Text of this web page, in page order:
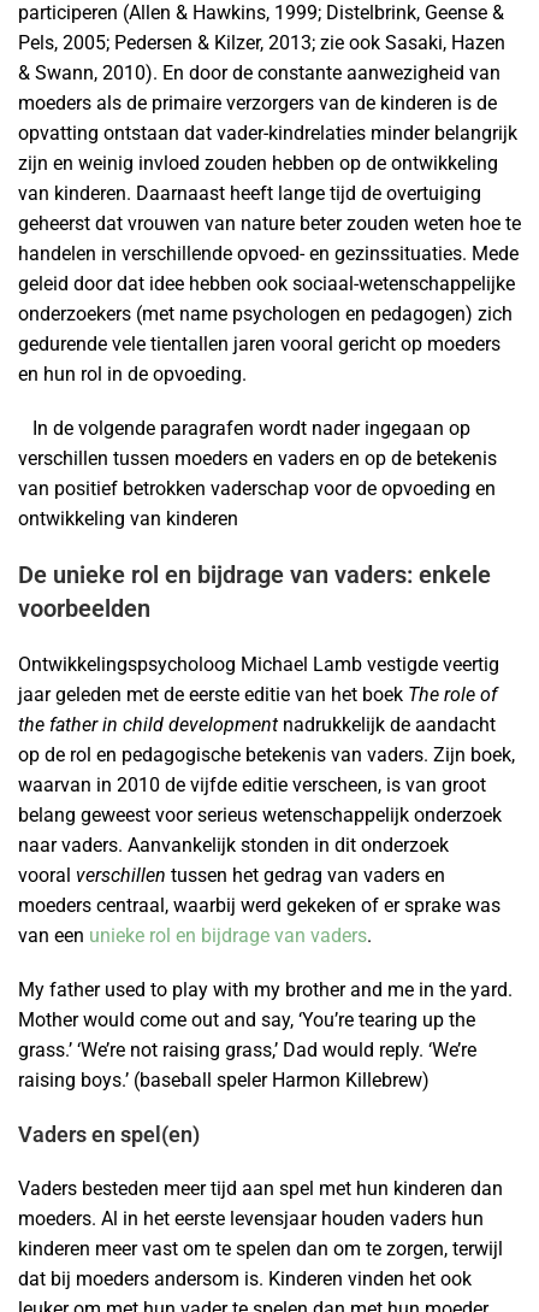
participeren (Allen & Hawkins, 1999; Distelbrink, Geense &
Pels, 2005; Pedersen & Kilzer, 2013; zie ook Sasaki, Hazen
& Swann, 2010). En door de constante aanwezigheid van
moeders als de primaire verzorgers van de kinderen is de
opvatting ontstaan dat vader-kindrelaties minder belangrijk
zijn en weinig invloed zouden hebben op de ontwikkeling
van kinderen. Daarnaast heeft lange tijd de overtuiging
geheerst dat vrouwen van nature beter zouden weten hoe te
handelen in verschillende opvoed- en gezinssituaties. Mede
geleid door dat idee hebben ook sociaal-wetenschappelijke
onderzoekers (met name psychologen en pedagogen) zich
gedurende vele tientallen jaren vooral gericht op moeders
en hun rol in de opvoeding.
In de volgende paragrafen wordt nader ingegaan op
verschillen tussen moeders en vaders en op de betekenis
van positief betrokken vaderschap voor de opvoeding en
ontwikkeling van kinderen
De unieke rol en bijdrage van vaders: enkele
voorbeelden
Ontwikkelingspsycholoog Michael Lamb vestigde veertig
jaar geleden met de eerste editie van het boek The role of
the father in child development nadrukkelijk de aandacht
op de rol en pedagogische betekenis van vaders. Zijn boek,
waarvan in 2010 de vijfde editie verscheen, is van groot
belang geweest voor serieus wetenschappelijk onderzoek
naar vaders. Aanvankelijk stonden in dit onderzoek
vooral verschillen tussen het gedrag van vaders en
moeders centraal, waarbij werd gekeken of er sprake was
van een unieke rol en bijdrage van vaders.
My father used to play with my brother and me in the yard.
Mother would come out and say, ‘You’re tearing up the
grass.’ ‘We’re not raising grass,’ Dad would reply. ‘We’re
raising boys.’ (baseball speler Harmon Killebrew)
Vaders en spel(en)
Vaders besteden meer tijd aan spel met hun kinderen dan
moeders. Al in het eerste levensjaar houden vaders hun
kinderen meer vast om te spelen dan om te zorgen, terwijl
dat bij moeders andersom is. Kinderen vinden het ook